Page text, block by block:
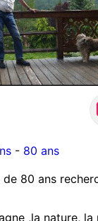
- 80 ans
80 ans
,la nature, la